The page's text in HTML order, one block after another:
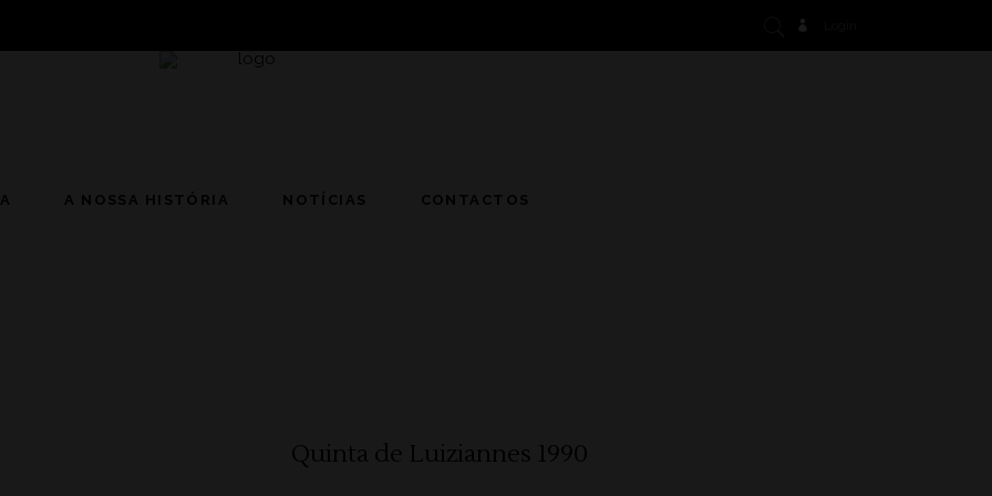
A NOSSA HISTÓRIA NOTÍCIAS CONTACTOS
Quinta de Luiziannes 1990